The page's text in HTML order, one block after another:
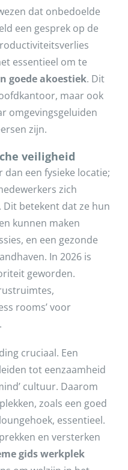
dat onbedoelde
een gesprek op de
essentieel om te
goede akoestiek. Dit
maar ook
omgevingsgeluiden
zijn.
veiligheid
dan een fysieke locatie;
zich
Dit betekent dat ze hun
kunnen maken
en een gezonde
In 2026 is
geworden.
rooms’ voor
cruciaal. Een
tot eenzaamheid
cultuur. Daarom
zoals een goed
essentieel.
en versterken
gids werkplek